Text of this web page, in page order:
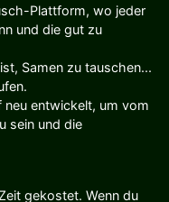
Plattform, wo jeder
und die gut zu
Samen zu tauschen...
neu entwickelt, um vom
sein und die
gekostet. Wenn du